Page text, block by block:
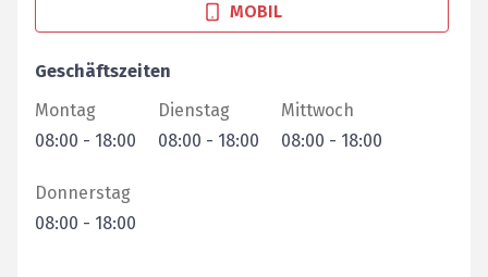
MOBIL
Geschäftszeiten
Montag
08:00 - 18:00
Dienstag
08:00 - 18:00
Mittwoch
08:00 - 18:00
Donnerstag
08:00 - 18:00